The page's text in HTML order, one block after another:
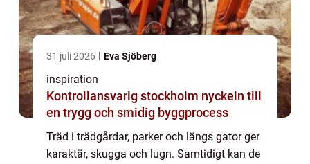
31 juli 2026 Eva Sjöberg
inspiration
Kontrollansvarig stockholm nyckeln till
en trygg och smidig byggprocess
Träd i trädgårdar, parker och längs gator ger
karaktär, skugga och lugn. Samtidigt kan de